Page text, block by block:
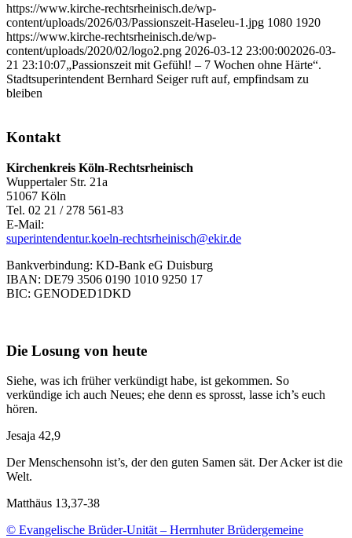
https://www.kirche-rechtsrheinisch.de/wp-
content/uploads/2026/03/Passionszeit-Haseleu-1.jpg 1080 1920
https://www.kirche-rechtsrheinisch.de/wp-
content/uploads/2020/02/logo2.png 2026-03-12 23:00:002026-03-
21 23:10:07„Passionszeit mit Gefühl! – 7 Wochen ohne Härte“.
Stadtsuperintendent Bernhard Seiger ruft auf, empfindsam zu
bleiben
Kontakt
Kirchenkreis Köln-Rechtsrheinisch
Wuppertaler Str. 21a
51067 Köln
Tel. 02 21 / 278 561-83
E-Mail:
superintendentur.koeln-rechtsrheinisch@ekir.de
Bankverbindung: KD-Bank eG Duisburg
IBAN: DE79 3506 0190 1010 9250 17
BIC: GENODED1DKD
Die Losung von heute
Siehe, was ich früher verkündigt habe, ist gekommen. So
verkündige ich auch Neues; ehe denn es sprosst, lasse ich’s euch
hören.
Jesaja 42,9
Der Menschensohn ist’s, der den guten Samen sät. Der Acker ist die
Welt.
Matthäus 13,37-38
© Evangelische Brüder-Unität – Herrnhuter Brüdergemeine